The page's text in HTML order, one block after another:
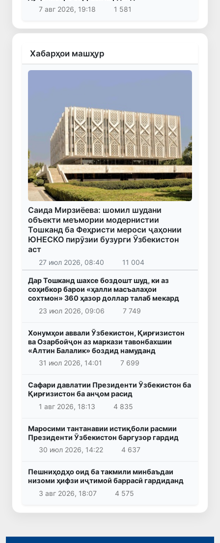
7 авг 2026, 19:18
1 581
Хабарҳои машҳур
Саида Мирзиёева: шомил шудани
объекти меъмории модернистии
Тошканд ба Феҳристи мероси ҷаҳонии
ЮНЕСКО пирӯзии бузурги Ӯзбекистон
аст
27 июл 2026, 08:40 11 004
Дар Тошканд шахсе боздошт шуд, ки аз
соҳибкор барои «ҳалли масъалаҳои
сохтмон» 360 ҳазор доллар талаб мекард
23 июл 2026, 09:06
7 749
Хонумҳои аввали Ӯзбекистон, Қирғизистон
ва Озарбойҷон аз маркази тавонбахшии
«Алтин Балалик» боздид намуданд
31 июл 2026, 14:01
7 699
Сафари давлатии Президенти Ӯзбекистон ба
Қирғизистон ба анҷом расид
1 авг 2026, 18:13
4 835
Маросими тантанавии истиқболи расмии
Президенти Ӯзбекистон баргузор гардид
30 июл 2026, 14:22
4 637
Пешниҳодҳо оид ба такмили минбаъдаи
низоми ҳифзи иҷтимоӣ баррасӣ гардиданд
3 авг 2026, 18:07
4 575